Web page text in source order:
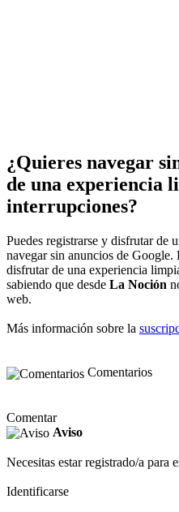
¿Quieres navegar
de una experiencia
interrupciones?
Puedes registrarse y disfrutar de
navegar sin anuncios de Google.
disfrutar de una experiencia
sabiendo que desde La Noción
web.
Más información sobre la
Comentarios
Comentar
Aviso
Necesitas estar registrado/a para
Identificarse